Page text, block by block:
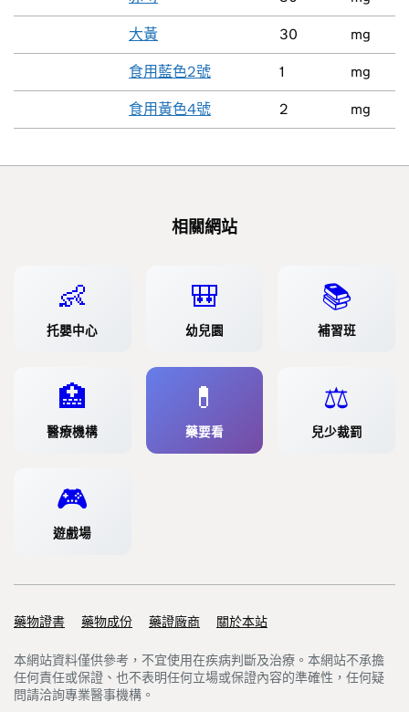
大黃 30 mg
食用藍色2號 1 mg
食用黃色4號 2 mg
相關網站
👶
托嬰中心
🎒
幼兒園
📚
補習班
🏥
醫療機構
💊
藥要看
⚖️
兒少裁罰
🎮
遊戲場
Support links
藥物證書 藥物成份 藥證廠商 關於本站
本網站資料僅供參考，不宜使用在疾病判斷及治療。本網站不承擔
任何責任或保證、也不表明任何立場或保證內容的準確性，任何疑
問請洽詢專業醫事機構。